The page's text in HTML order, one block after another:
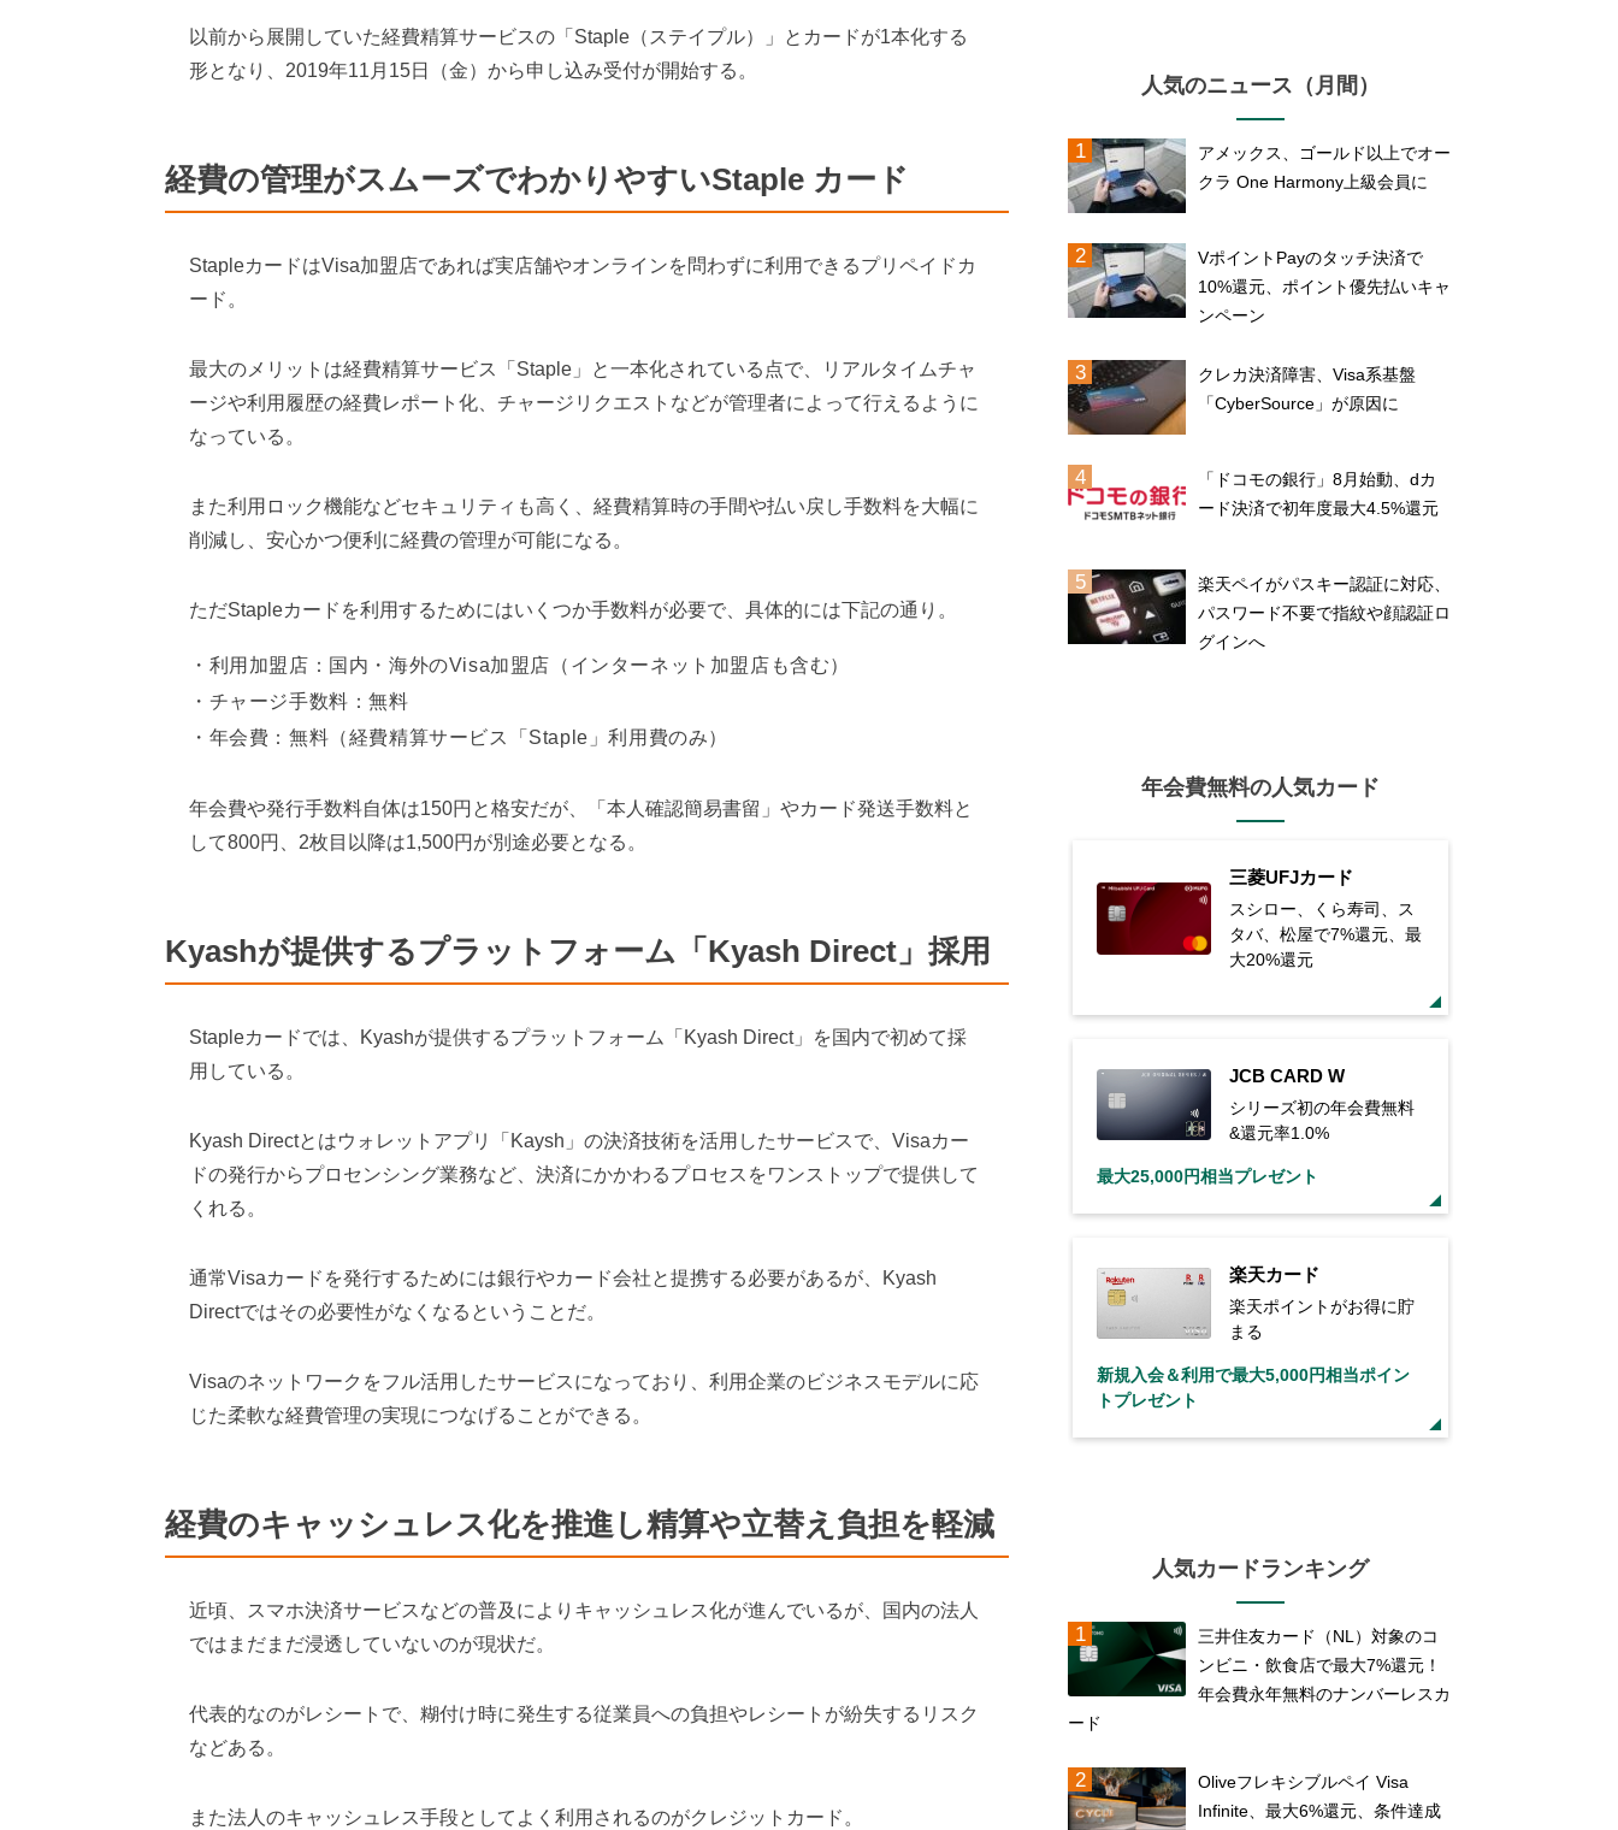
以前から展開していた経費精算サービスの「Staple（ステイプル）」とカードが1本化する
形となり、2019年11月15日（金）から申し込み受付が開始する。
経費の管理がスムーズでわかりやすいStaple カード
StapleカードはVisa加盟店であれば実店舗やオンラインを問わずに利用できるプリペイドカ
ード。
最大のメリットは経費精算サービス「Staple」と一本化されている点で、リアルタイムチャ
ージや利用履歴の経費レポート化、チャージリクエストなどが管理者によって行えるように
なっている。
また利用ロック機能などセキュリティも高く、経費精算時の手間や払い戻し手数料を大幅に
削減し、安心かつ便利に経費の管理が可能になる。
ただStapleカードを利用するためにはいくつか手数料が必要で、具体的には下記の通り。
利用加盟店：国内・海外のVisa加盟店（インターネット加盟店も含む）
チャージ手数料：無料
年会費：無料（経費精算サービス「Staple」利用費のみ）
年会費や発行手数料自体は150円と格安だが、「本人確認簡易書留」やカード発送手数料と
して800円、2枚目以降は1,500円が別途必要となる。
Kyashが提供するプラットフォーム「Kyash Direct」採用
Stapleカードでは、Kyashが提供するプラットフォーム「Kyash Direct」を国内で初めて採
用している。
Kyash Directとはウォレットアプリ「Kaysh」の決済技術を活用したサービスで、Visaカー
ドの発行からプロセンシング業務など、決済にかかわるプロセスをワンストップで提供して
くれる。
通常Visaカードを発行するためには銀行やカード会社と提携する必要があるが、Kyash
Directではその必要性がなくなるということだ。
Visaのネットワークをフル活用したサービスになっており、利用企業のビジネスモデルに応
じた柔軟な経費管理の実現につなげることができる。
経費のキャッシュレス化を推進し精算や立替え負担を軽減
近頃、スマホ決済サービスなどの普及によりキャッシュレス化が進んでいるが、国内の法人
ではまだまだ浸透していないのが現状だ。
代表的なのがレシートで、糊付け時に発生する従業員への負担やレシートが紛失するリスク
などある。
また法人のキャッシュレス手段としてよく利用されるのがクレジットカード。
人気のニュース（月間）
アメックス、ゴールド以上でオー
クラ One Harmony上級会員に
VポイントPayのタッチ決済で
10%還元、ポイント優先払いキャ
ンペーン
クレカ決済障害、Visa系基盤
「CyberSource」が原因に
「ドコモの銀行」8月始動、dカ
ード決済で初年度最大4.5%還元
楽天ペイがパスキー認証に対応、
パスワード不要で指紋や顔認証ロ
グインへ
年会費無料の人気カード
三菱UFJカード
スシロー、くら寿司、ス
タバ、松屋で7%還元、最
大20%還元
JCB CARD W
シリーズ初の年会費無料
&還元率1.0%
最大25,000円相当プレゼント
楽天カード
楽天ポイントがお得に貯
まる
新規入会＆利用で最大5,000円相当ポイン
トプレゼント
人気カードランキング
三井住友カード（NL）対象のコ
ンビニ・飲食店で最大7%還元！
年会費永年無料のナンバーレスカ
ード
Oliveフレキシブルペイ Visa
Infinite、最大6%還元、条件達成